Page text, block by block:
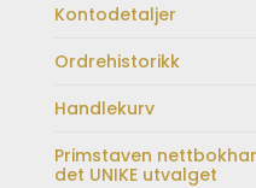
Kontodetaljer
Ordrehistorikk
Handlekurv
Primstaven
det UNIKE utvalget